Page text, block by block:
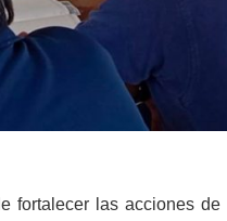
fortalecer las acciones de